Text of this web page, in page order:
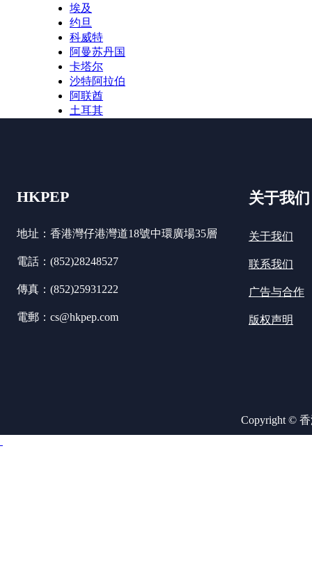
埃及
约旦
科威特
阿曼苏丹国
卡塔尔
沙特阿拉伯
阿联酋
土耳其
HKPEP
地址：香港灣仔港灣道18號中環廣場35層
電話：(852)28248527
傳真：(852)25931222
電郵：cs@hkpep.com
关于我们
关于我们
联系我们
广告与合作
版权声明
Copyright © 香